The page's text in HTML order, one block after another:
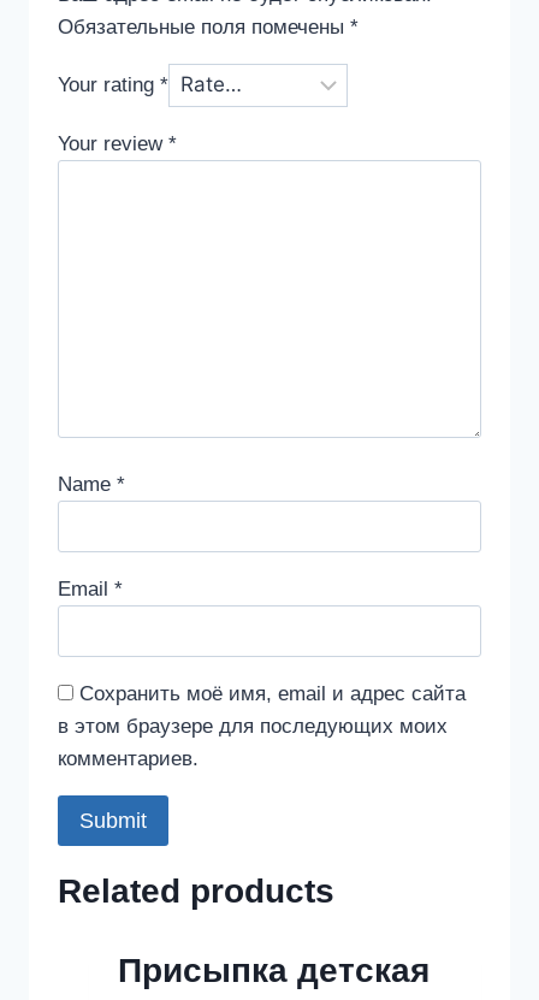
Обязательные поля помечены *
Your rating *
Your review *
Name *
Email *
Сохранить моё имя, email и адрес сайта
в этом браузере для последующих моих
комментариев.
Related products
Присыпка детская